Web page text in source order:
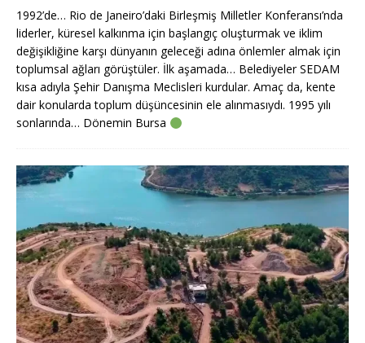
1992’de… Rio de Janeiro’daki Birleşmiş Milletler Konferansı’nda
liderler, küresel kalkınma için başlangıç oluşturmak ve iklim
değişikliğine karşı dünyanın geleceği adına önlemler almak için
toplumsal ağları görüştüler. İlk aşamada… Belediyeler SEDAM
kısa adıyla Şehir Danışma Meclisleri kurdular. Amaç da, kente
dair konularda toplum düşüncesinin ele alınmasıydı. 1995 yılı
sonlarında… Dönemin Bursa